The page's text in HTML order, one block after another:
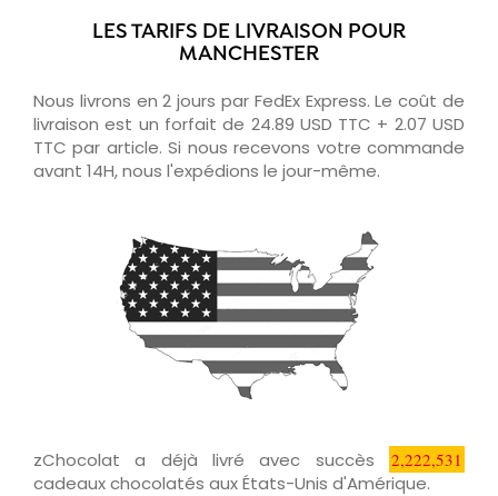
LES TARIFS DE LIVRAISON POUR
MANCHESTER
Nous livrons en 2 jours par FedEx Express. Le coût de
livraison est un forfait de 24.89 USD TTC + 2.07 USD
TTC par article. Si nous recevons votre commande
avant 14H, nous l'expédions le jour-même.
zChocolat a déjà livré avec succès 2,222,531
cadeaux chocolatés aux États-Unis d'Amérique.